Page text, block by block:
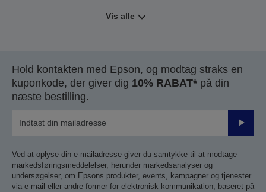
Vis alle
Hold kontakten med Epson, og modtag straks en
kuponkode, der giver dig 10% RABAT* på din
næste bestilling.
Send
Ved at oplyse din e-mailadresse giver du samtykke til at modtage
markedsføringsmeddelelser, herunder markedsanalyser og
undersøgelser, om Epsons produkter, events, kampagner og tjenester
via e-mail eller andre former for elektronisk kommunikation, baseret på